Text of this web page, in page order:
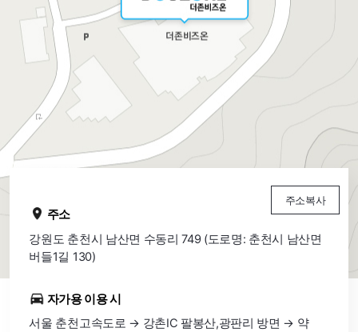
주소
강원도 춘천시 남산면 수동리 749 (도로명: 춘천시 남산면
버들1길 130)
자가용 이용 시
서울 춘천고속도로 → 강촌IC 팔봉산,광판리 방면 → 약
주소복사